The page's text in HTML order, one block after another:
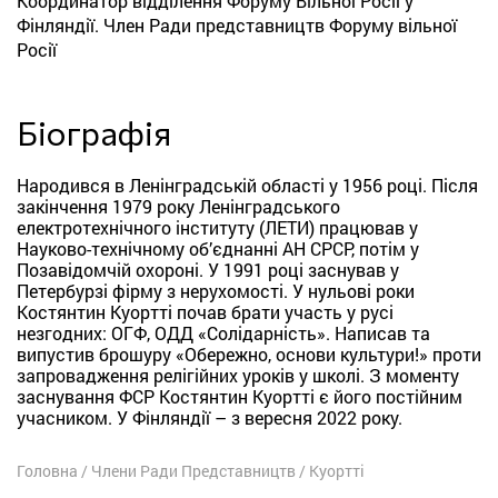
Фінляндії. Член Ради представництв Форуму вільної
Росії
Біографія
Народився в Ленінградській області у 1956 році. Після
закінчення 1979 року Ленінградського
електротехнічного інституту (ЛЕТИ) працював у
Науково-технічному об’єднанні АН СРСР, потім у
Позавідомчій охороні. У 1991 році заснував у
Петербурзі фірму з нерухомості. У нульові роки
Костянтин Куортті почав брати участь у русі
незгодних: ОГФ, ОДД «Солідарність». Написав та
випустив брошуру «Обережно, основи культури!» проти
запровадження релігійних уроків у школі. З моменту
заснування ФСР Костянтин Куортті є його постійним
учасником. У Фінляндії – з вересня 2022 року.
Головна / Члени Ради Представництв / Куортті